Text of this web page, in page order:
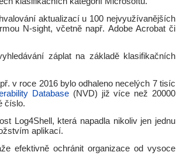
aktualizací u 100 nejvyužívanějších
N-sight, včetně např. Adobe Acrobat či
záplat na základě klasifikačních
v roce 2016 bylo odhaleno necelých 7 tisíc
Database(NVD) již více než 20000
číslo.
Log4Shell, která napadla nikoliv jen jednu
aplikací.
efektivně ochránit organizace od vysoce